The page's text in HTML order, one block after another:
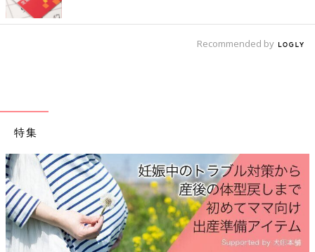
小さいころは泣いてばかりだったという麻夢さん。
生まれつきの全盲であることを否定してもらいたくて、純子さん
はセカンドオピニオンを求めて奔走します。
｢娘を連れ、いくつも病院を回りました。でも、どこへ行って
も“もう治りません”“諦めてください”と言われ、また落ち込むん
です。
娘は病院で毎回大泣きするし、検査は薬で熟眠させて行うため、
Recommended by
特集